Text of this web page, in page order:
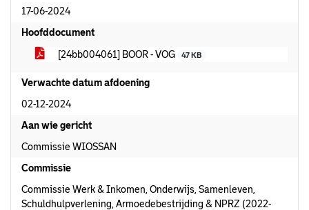
17-06-2024
Hoofddocument
[24bb004061] BOOR - VOG
47 KB
Verwachte datum afdoening
02-12-2024
Aan wie gericht
Commissie WIOSSAN
Commissie
Commissie Werk & Inkomen, Onderwijs, Samenleven,
Schuldhulpverlening, Armoedebestrijding & NPRZ (2022-